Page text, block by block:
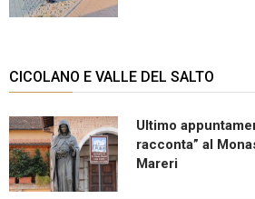
CICOLANO E VALLE DEL SALTO
Ultimo
racconta” al
Mareri